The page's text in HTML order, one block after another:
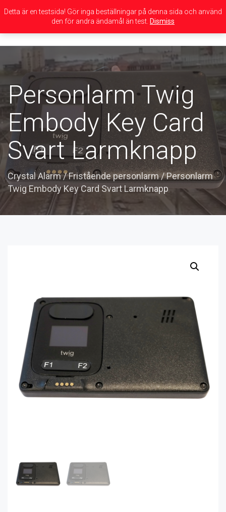
navigation
Personlarm Twig
Embody Key Card
Svart Larmknapp
Crystal Alarm/Fristående personlarm/Personlarm
Twig Embody Key Card Svart Larmknapp
Detta är en testsida! Gör inga beställningar på denna sida och använd
den för andra ändamål än test. Dismiss